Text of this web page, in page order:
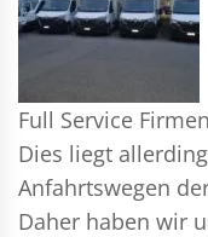
Full Service
Dies liegt
Anfahrtswegen
Daher haben wir